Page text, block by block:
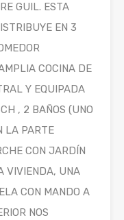
GUIL. ESTA
EN 3
COCINA DE
Y EQUIPADA
, 2 BAÑOS (UNO
LA PARTE
CON JARDÍN
VIVIENDA, UNA
CON MANDO A
NOS